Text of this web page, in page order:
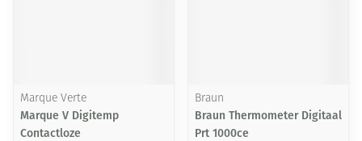
Marque Verte
Marque V Digitemp
Contactloze
Braun
Braun Thermometer Digitaal
Prt 1000ce